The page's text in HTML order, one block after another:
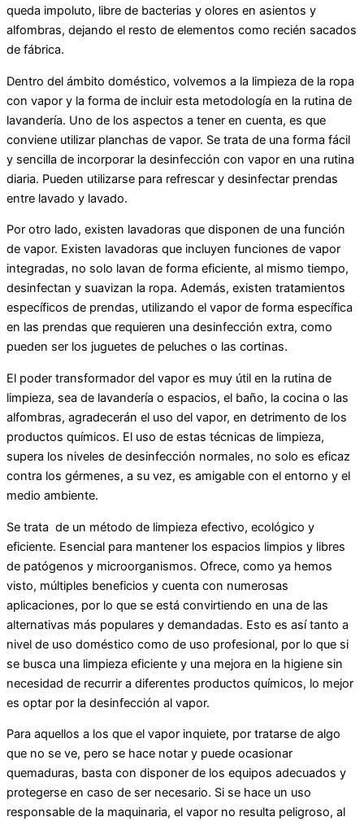
queda impoluto, libre de bacterias y olores en asientos y
alfombras, dejando el resto de elementos como recién sacados
de fábrica.
Dentro del ámbito doméstico, volvemos a la limpieza de la ropa
con vapor y la forma de incluir esta metodología en la rutina de
lavandería. Uno de los aspectos a tener en cuenta, es que
conviene utilizar planchas de vapor. Se trata de una forma fácil
y sencilla de incorporar la desinfección con vapor en una rutina
diaria. Pueden utilizarse para refrescar y desinfectar prendas
entre lavado y lavado.
Por otro lado, existen lavadoras que disponen de una función
de vapor. Existen lavadoras que incluyen funciones de vapor
integradas, no solo lavan de forma eficiente, al mismo tiempo,
desinfectan y suavizan la ropa. Además, existen tratamientos
específicos de prendas, utilizando el vapor de forma específica
en las prendas que requieren una desinfección extra, como
pueden ser los juguetes de peluches o las cortinas.
El poder transformador del vapor es muy útil en la rutina de
limpieza, sea de lavandería o espacios, el baño, la cocina o las
alfombras, agradecerán el uso del vapor, en detrimento de los
productos químicos. El uso de estas técnicas de limpieza,
supera los niveles de desinfección normales, no solo es eficaz
contra los gérmenes, a su vez, es amigable con el entorno y el
medio ambiente.
Se trata de un método de limpieza efectivo, ecológico y
eficiente. Esencial para mantener los espacios limpios y libres
de patógenos y microorganismos. Ofrece, como ya hemos
visto, múltiples beneficios y cuenta con numerosas
aplicaciones, por lo que se está convirtiendo en una de las
alternativas más populares y demandadas. Esto es así tanto a
nivel de uso doméstico como de uso profesional, por lo que si
se busca una limpieza eficiente y una mejora en la higiene sin
necesidad de recurrir a diferentes productos químicos, lo mejor
es optar por la desinfección al vapor.
Para aquellos a los que el vapor inquiete, por tratarse de algo
que no se ve, pero se hace notar y puede ocasionar
quemaduras, basta con disponer de los equipos adecuados y
protegerse en caso de ser necesario. Si se hace un uso
responsable de la maquinaria, el vapor no resulta peligroso, al